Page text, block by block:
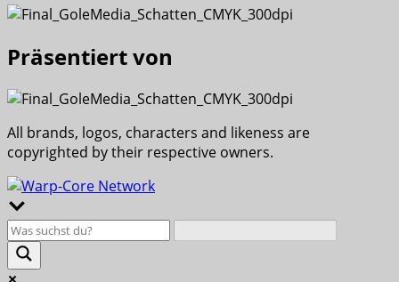
Präsentiert von
All brands, logos, characters and likeness are
copyrighted by their respective owners.